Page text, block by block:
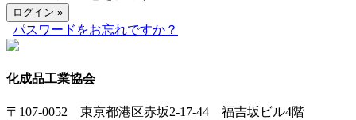
パスワードをお忘れですか？
化成品工業協会
〒107-0052 東京都港区赤坂2-17-44 福吉坂ビル4階